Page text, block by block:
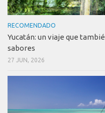
RECOMENDADO
Yucatán: un viaje que
sabores
27 JUN, 2026